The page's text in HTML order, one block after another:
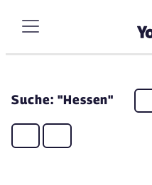
Suche: "Hessen"